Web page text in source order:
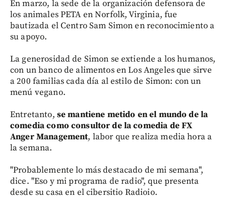
En marzo, la sede de la organización defensora de
los animales PETA en Norfolk, Virginia, fue
bautizada el Centro Sam Simon en reconocimiento a
su apoyo.
La generosidad de Simon se extiende a los humanos,
con un banco de alimentos en Los Angeles que sirve
a 200 familias cada día al estilo de Simon: con un
menú vegano.
Entretanto, se mantiene metido en el mundo de la
comedia como consultor de la comedia de FX
Anger Management, labor que realiza media hora a
la semana.
"Probablemente lo más destacado de mi semana",
dice. "Eso y mi programa de radio", que presenta
desde su casa en el cibersitio Radioio.